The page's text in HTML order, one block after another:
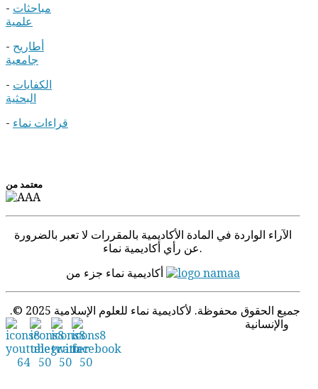
- مباحثات
علمية
- أطاريح
جامعية
- الكفايات
البحثية
- قراءات نماء
معتمد من
الآراء الواردة في المادة الأكادیمیة بالمقررات لا تعبر بالضرورة
عن رأي أكاديمية نماء.
.© 2025 جميع الحقوق محفوظة. لأكاديمية نماء للعلوم الإسلامية